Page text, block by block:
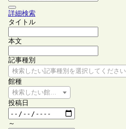
詳細検索
タイトル
本文
記事種別
検索したい記事種別を選択してください
館種
検索したい館種を選択してください
投稿日
～